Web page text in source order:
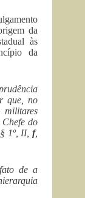
da
às
da
que, no
militares
do
1º, II,f,
de a